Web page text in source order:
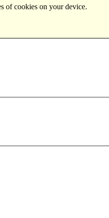
of cookies on your device.